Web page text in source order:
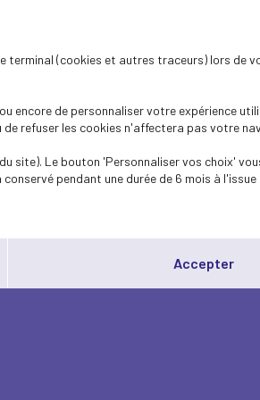
terminal (cookies et autres traceurs) lors de
encore de personnaliser votre expérience
refuser les cookies n'affectera pas votre
site). Le bouton 'Personnaliser vos choix'
pendant une durée de 6 mois à l'issue
Accepter